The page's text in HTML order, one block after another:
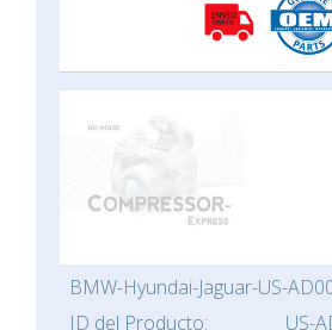
BMW-Hyundai-Jaguar-US-
ID del Producto:
US-